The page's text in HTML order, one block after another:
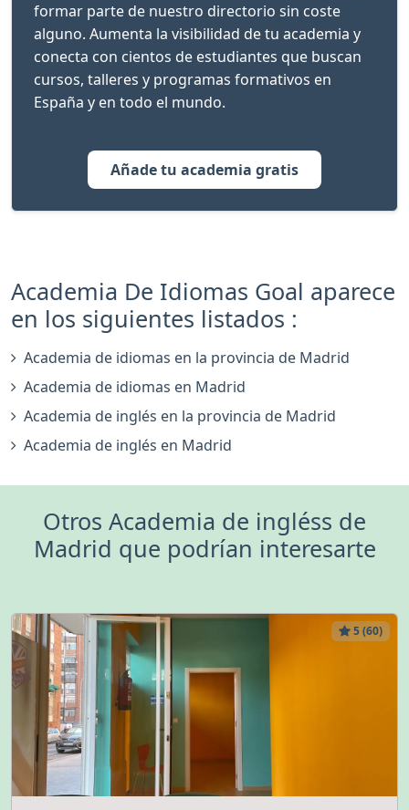
formar parte de nuestro directorio sin coste
alguno. Aumenta la visibilidad de tu academia y
conecta con cientos de estudiantes que buscan
cursos, talleres y programas formativos en
España y en todo el mundo.
Añade tu academia gratis
Academia De Idiomas Goal aparece
en los siguientes listados :
Academia de idiomas en la provincia de Madrid
Academia de idiomas en Madrid
Academia de inglés en la provincia de Madrid
Academia de inglés en Madrid
Otros Academia de ingléss de
Madrid que podrían interesarte
5 (60)